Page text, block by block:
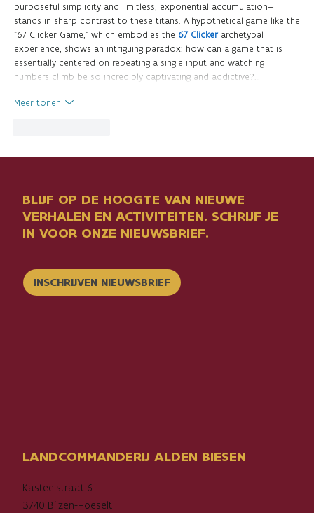
purposeful simplicity and limitless, exponential accumulation—
stands in sharp contrast to these titans. A hypothetical game like the
"67 Clicker Game," which embodies the 67 Clicker archetypal
experience, shows an intriguing paradox: how can a game that is
essentially centered on repeating a single input and watching
numbers climb be so incredibly captivating and addictive?…
Meer tonen
LANDCOMMANDERIJ ALDEN BIESEN
Kasteelstraat 6
3740 Bilzen-Hoeselt
BLIJF OP DE HOOGTE VAN NIEUWE
VERHALEN EN ACTIVITEITEN. SCHRIJF JE
IN VOOR ONZE NIEUWSBRIEF.
INSCHRIJVEN NIEUWSBRIEF